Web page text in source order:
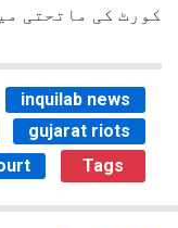
کورٹ کی ماتحتی
inquilab news
gujarat riots
Tags